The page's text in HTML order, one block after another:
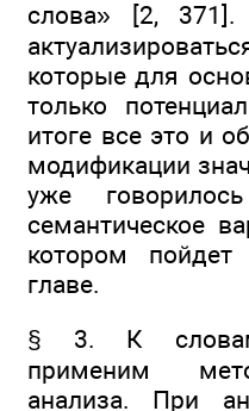
слова» [2,
которые для
только
итоге все это и
модификации
уже
семантическое
котором
главе.
§ 3. К словам-
применим
анализа. При